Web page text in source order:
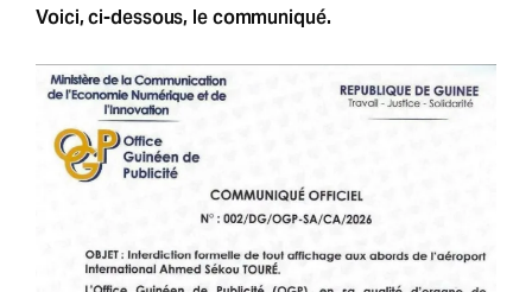
Voici, ci-dessous, le communiqué.